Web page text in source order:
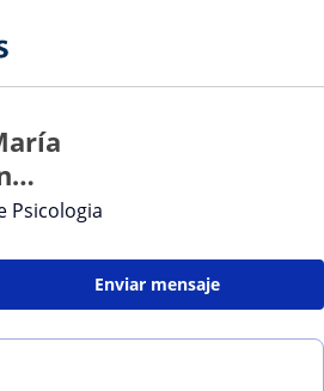
Psicologia
Enviar mensaje